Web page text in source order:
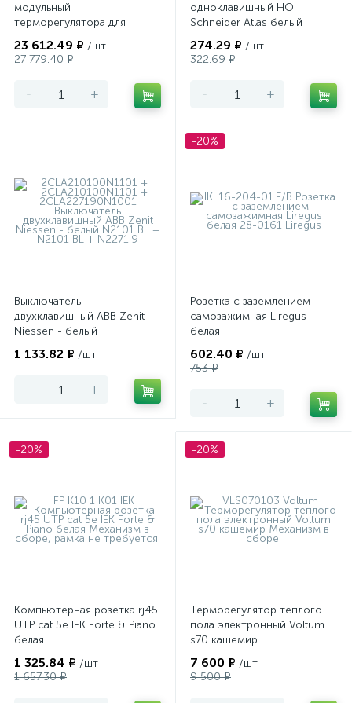
модульный
терморегулятора для
программируемый Merten
23 612.49 ₽ /шт
27 779.40 ₽
- +
одноклавишный НО
Schneider Atlas белый
274.29 ₽ /шт
322.69 ₽
- +
Выключатель
двухклавишный ABB Zenit
Niessen - белый
1 133.82 ₽ /шт
- +
-20%
Розетка с заземлением
самозажимная Liregus
белая
602.40 ₽ /шт
753 ₽
- +
-20%
Компьютерная розетка rj45
UTP cat 5e IEK Forte & Piano
белая
1 325.84 ₽ /шт
1 657.30 ₽
-20%
Терморегулятор теплого
пола электронный Voltum
s70 кашемир
7 600 ₽ /шт
9 500 ₽